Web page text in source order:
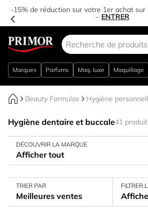
-15% de réduction sur votre 1er achat sur
– ENTRER
Marques Parfums Maq. luxe Maquillage
Beauty Formulas Hygiène
Hygiène dentaire et buccale41
DÉCOUVRIR LA MARQUE
Afficher tout
TRIER PAR
Meilleures ventes
FILTRER